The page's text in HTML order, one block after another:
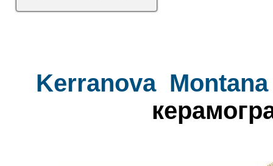
Kerranova Montana